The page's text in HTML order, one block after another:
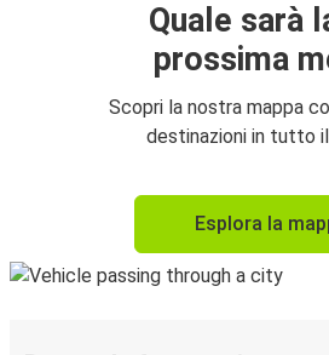
Quale sarà
prossima
Scopri la nostra mappa
destinazioni in tutto
Esplora la